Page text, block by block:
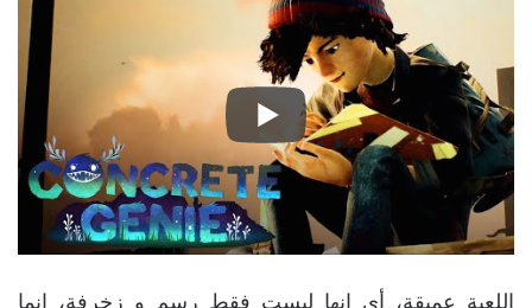
اللعبة عميقة، أي انها ليست فقط رسم و زخرفة، انما